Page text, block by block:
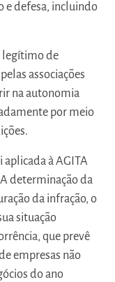
e defesa, incluindo
legítimo de
associações
na autonomia
por meio
aplicada à AGITA
determinação da
da infração, o
situação
que prevê
empresas não
do ano